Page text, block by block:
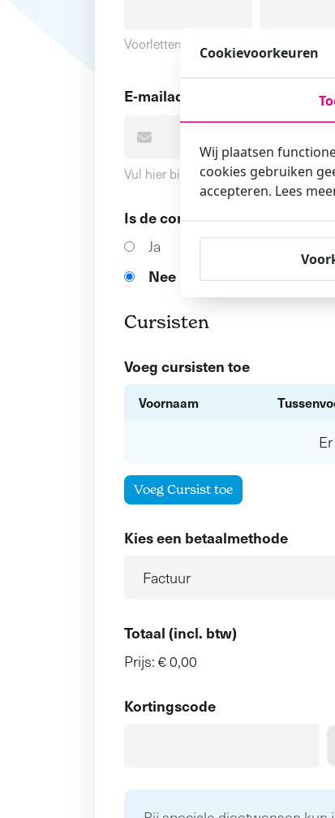
Voorletters
E-mailadres
Vul hier bij voorkeur het e-mailadres
Is de contactpersoon ook een
Ja
Nee
Cursisten
Voeg cursisten toe
Voornaam
Voeg Cursist toe
Kies een betaalmethode
Totaal (incl. btw)
Prijs: € 0,00
Kortingscode
Cookievoorkeuren
Wij plaatsen
cookies gebruiken
accepteren. Lees